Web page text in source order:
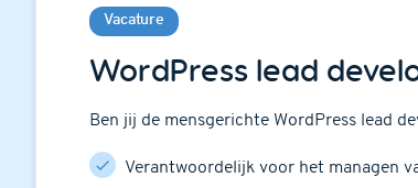
Vacature
WordPress lead
Ben jij de mensgerichte WordPress lead
Verantwoordelijk voor het managen